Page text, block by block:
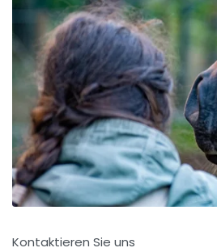
Kontaktieren Sie uns